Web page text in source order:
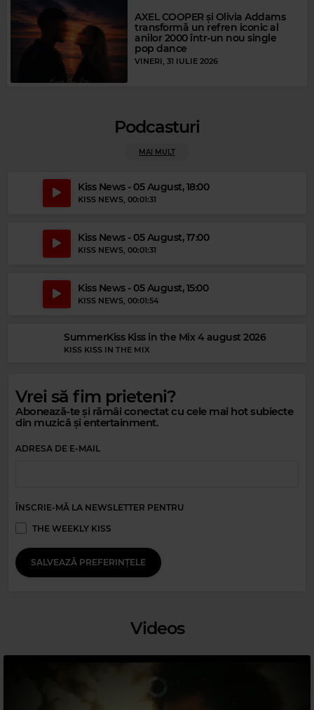
Magic Gold
ARETHA FRANKLIN
Magic Party Mix
Magic Relax
PARIS BLU–TORN SLOWED REVERBED
AXEL COOPER și Olivia Addams
transformă un refren iconic al
anilor 2000 într-un nou single
pop dance
VINERI, 31 IULIE 2026
Podcasturi
MAI MULT
Kiss News - 05 August, 18:00
KISS NEWS, 00:01:31
Kiss News - 05 August, 17:00
KISS NEWS, 00:01:31
Kiss News - 05 August, 15:00
KISS NEWS, 00:01:54
SummerKiss Kiss in the Mix 4 august 2026
KISS KISS IN THE MIX
Vrei să fim prieteni?
Abonează-te și rămâi conectat cu cele mai hot subiecte
din muzică și entertainment.
ADRESA DE E-MAIL
ÎNSCRIE-MĂ LA NEWSLETTER PENTRU
THE WEEKLY KISS
SALVEAZĂ PREFERINȚELE
Videos